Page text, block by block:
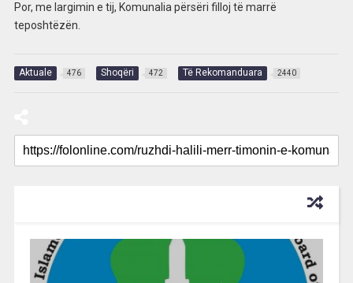
Por, me largimin e tij, Komunalia përsëri filloj të marrë
teposhtëzën.
Aktuale 476 Shoqëri 472 Të Rekomanduara 2440